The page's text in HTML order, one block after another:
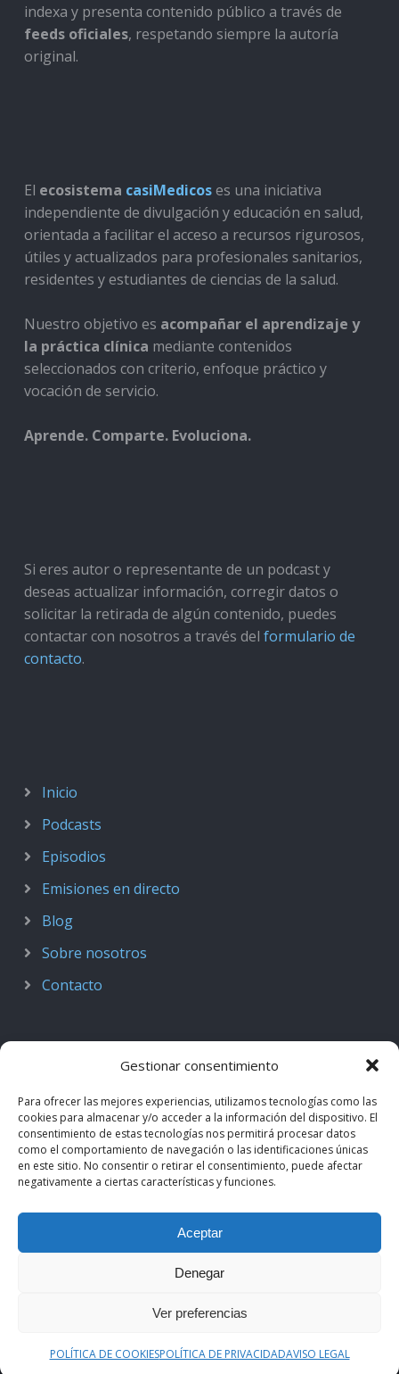
Gestionar consentimiento
Para ofrecer las mejores experiencias, utilizamos tecnologías como las
cookies para almacenar y/o acceder a la información del dispositivo. El
consentimiento de estas tecnologías nos permitirá procesar datos
como el comportamiento de navegación o las identificaciones únicas
en este sitio. No consentir o retirar el consentimiento, puede afectar
negativamente a ciertas características y funciones.
Aceptar
Denegar
Ver preferencias
POLÍTICA DE COOKIESPOLÍTICA DE PRIVACIDADAVISO LEGAL
indexa y presenta contenido público a través de
feeds oficiales, respetando siempre la autoría
original.
El ecosistema casiMedicoses una iniciativa
independiente de divulgación y educación en salud,
orientada a facilitar el acceso a recursos rigurosos,
útiles y actualizados para profesionales sanitarios,
residentes y estudiantes de ciencias de la salud.
Nuestro objetivo es acompañar el aprendizaje y
la práctica clínica mediante contenidos
seleccionados con criterio, enfoque práctico y
vocación de servicio.
Aprende. Comparte. Evoluciona.
Si eres autor o representante de un podcast y
deseas actualizar información, corregir datos o
solicitar la retirada de algún contenido, puedes
contactar con nosotros a través del formulario de
contacto.
Inicio
Podcasts
Episodios
Emisiones en directo
Blog
Sobre nosotros
Contacto
Podcast de Medicina · by casiMedicos
Radio casiMedicos
. Los contenidos pertenecen a sus
autores originales y se muestran mediante
Política de privacidad